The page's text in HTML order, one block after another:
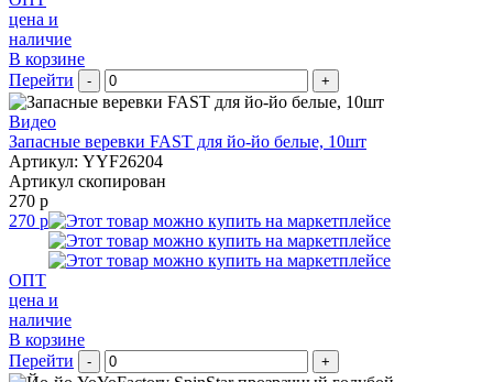
цена и
наличие
В корзине
Перейти
- +
Видео
Запасные веревки FAST для йо-йо белые, 10шт
Артикул: YYF26204
Артикул скопирован
270 р
270 р
ОПТ
цена и
наличие
В корзине
Перейти
- +